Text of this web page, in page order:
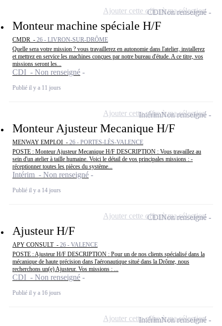
Monteur machine spéciale H/F
CMDR - 26 - LIVRON-SUR-DRÔME
Quelle sera votre mission ? vous travaillerez en autonomie dans l'atelier, installerez
et mettrez en service les machines conçues par notre bureau d'étude. A ce titre, vos
missions seront les...
CDI - Non renseigné
Publié il y a 11 jours
CDINon renseigné
Ajouter cette offre à ma sélection
Monteur Ajusteur Mecanique H/F
MENWAY EMPLOI - 26 - PORTES-LÈS-VALENCE
POSTE : Monteur Ajusteur Mecanique H/F DESCRIPTION : Vous travaillez au
sein d'un atelier à taille humaine. Voici le détail de vos principales missions : -
réceptionner toutes les pièces du système...
Intérim - Non renseigné
Publié il y a 14 jours
IntérimNon renseigné
Ajouter cette offre à ma sélection
Ajusteur H/F
APY CONSULT - 26 - VALENCE
POSTE : Ajusteur H/F DESCRIPTION : Pour un de nos clients spécialisé dans la
mécanique de haute précision dans l'aéronautique situé dans la Drôme, nous
recherchons un(e) Ajusteur. Vos missions : ...
CDI - Non renseigné
Publié il y a 16 jours
CDINon renseigné
Ajouter cette offre à ma sélection
IntérimNon renseigné
Ajouter cette offre à ma sélection